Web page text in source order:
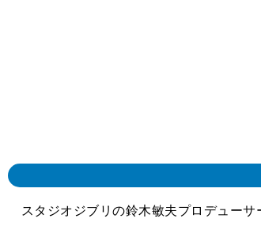
スタジオジブリの鈴木敏夫プロデュー